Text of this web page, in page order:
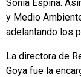
Sonia Espina.
y Medio
adelantando los
La directora de
Goya fue la